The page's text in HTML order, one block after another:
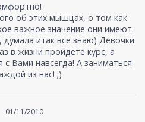
об этих мышцах, о том как
важное значение они имеют.
итак все знаю) Девочки
в жизни пройдете курс, а
с Вами навсегда! А заниматься
из нас! ;)
01/11/2010